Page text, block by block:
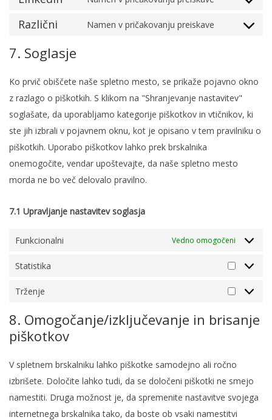
Consent
Različni Namen v pričakovanju preiskave
Consent
7. Soglasje
Ko prvič obiščete naše spletno mesto, se prikaže pojavno okno
z razlago o piškotkih. S klikom na "Shranjevanje nastavitev"
soglašate, da uporabljamo kategorije piškotkov in vtičnikov, ki
ste jih izbrali v pojavnem oknu, kot je opisano v tem pravilniku o
piškotkih. Uporabo piškotkov lahko prek brskalnika
onemogočite, vendar upoštevajte, da naše spletno mesto
morda ne bo več delovalo pravilno.
7.1 Upravljanje nastavitev soglasja
Funkcionalni Vedno omogočeni
Statistika
Trženje
8. Omogočanje/izključevanje in brisanje
piškotkov
V spletnem brskalniku lahko piškotke samodejno ali ročno
izbrišete. Določite lahko tudi, da se določeni piškotki ne smejo
namestiti. Druga možnost je, da spremenite nastavitve svojega
internetnega brskalnika tako, da boste ob vsaki namestitvi